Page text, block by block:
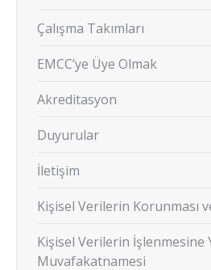
Çalışma Takımları
EMCC’ye Üye Olmak
Akreditasyon
Duyurular
İletişim
Kişisel Verilerin Korunması
Kişisel Verilerin
Muvafakatnamesi